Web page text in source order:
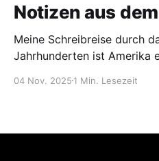
Notizen aus
Meine Schreibreise durch das
Jahrhunderten ist Amerika
Pionieren, die ihre
Geschichten
04 Nov. 2025 1 Min. Lesezeit